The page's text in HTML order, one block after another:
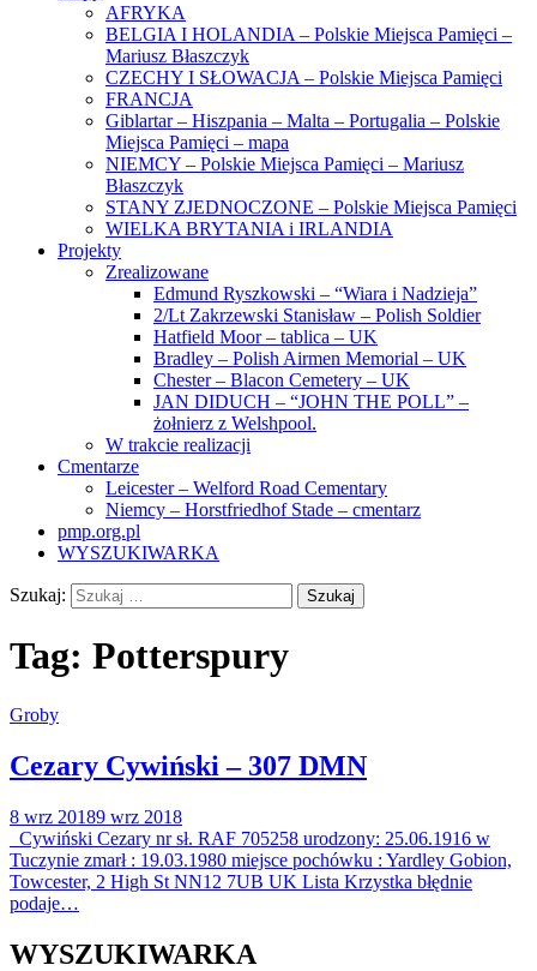
AFRYKA
BELGIA I HOLANDIA – Polskie Miejsca Pamięci –
Mariusz Błaszczyk
CZECHY I SŁOWACJA – Polskie Miejsca Pamięci
FRANCJA
Giblartar – Hiszpania – Malta – Portugalia – Polskie
Miejsca Pamięci – mapa
NIEMCY – Polskie Miejsca Pamięci – Mariusz
Błaszczyk
STANY ZJEDNOCZONE – Polskie Miejsca Pamięci
WIELKA BRYTANIA i IRLANDIA
Projekty
Zrealizowane
Edmund Ryszkowski – “Wiara i Nadzieja”
2/Lt Zakrzewski Stanisław – Polish Soldier
Hatfield Moor – tablica – UK
Bradley – Polish Airmen Memorial – UK
Chester – Blacon Cemetery – UK
JAN DIDUCH – “JOHN THE POLL” –
żołnierz z Welshpool.
W trakcie realizacji
Cmentarze
Leicester – Welford Road Cementary
Niemcy – Horstfriedhof Stade – cmentarz
pmp.org.pl
WYSZUKIWARKA
Szukaj:
Tag: Potterspury
Groby
Cezary Cywiński – 307 DMN
8 wrz 20189 wrz 2018
Cywiński Cezary nr sł. RAF 705258 urodzony: 25.06.1916 w
Tuczynie zmarł : 19.03.1980 miejsce pochówku : Yardley Gobion,
Towcester, 2 High St NN12 7UB UK Lista Krzystka błędnie
podaje…
WYSZUKIWARKA